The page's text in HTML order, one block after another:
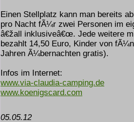
Einen Stellplatz kann man bereits
pro Nacht fÃ¼r zwei Personen im
â€žall inklusiveâ€œ. Jede weitere
bezahlt 14,50 Euro, Kinder von
Jahren Ã¼bernachten gratis).
Infos im Internet:
www.via-claudia-camping.de
www.koenigscard.com
05.05.12